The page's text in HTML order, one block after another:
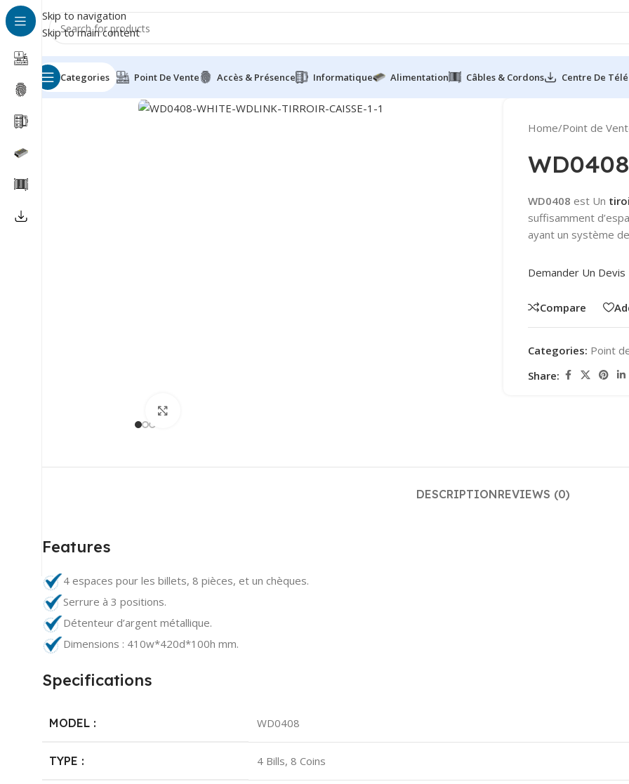
Skip to navigation
Skip to main content
Categories Point De Vente Accès & Présence Informatique Alimentation Câbles & Cordons Centre De
Home/Point de
WD0408 est Un
suffisamment
ayant un système
Demander Un Devis
Compare
Categories: Point
Share:
DESCRIPTIONREVIEWS (0)
Features
4 espaces pour les billets, 8 pièces, et un chèques.
Serrure à 3 positions.
Détenteur d’argent métallique.
Dimensions : 410w*420d*100h mm.
Specifications
MODEL : WD0408
TYPE : 4 Bills, 8 Coins